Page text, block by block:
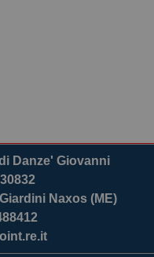
Danze' Giovanni
Naxos (ME)